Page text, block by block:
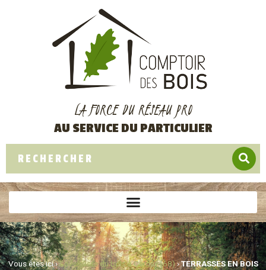
LA FORCE DU RÉSEAU PRO
AU SERVICE DU PARTICULIER
Vous êtes ici ›Spécialiste du bois à Cernay (68)›TERRASSES EN BOIS